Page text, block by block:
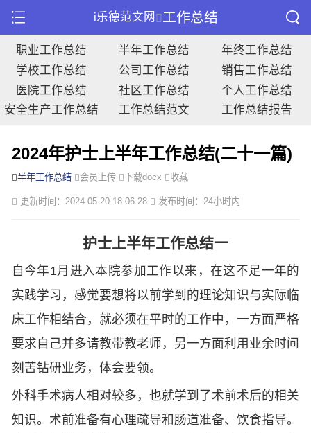
i乐德范文网 工作总结
职业工作总结 半年工作总结
年终工作总结
学校工作总结
公司工作总结
销售工作总结
医院工作总结
社区工作总结
个人工作总结
安全生产工作总结
工作总结范文 工作总结报告
2024年护士上半年工作总结(二十一篇)
半年工作总结 会员上传 下载docx 收藏
更新时间：2024-05-20 18:06:28 发布时间：24小时内
护士上半年工作总结一
自今年1月进入本院参加工作以来，在这不足一年的
实践学习，感觉要想将以前学到的理论知识与实际临
床工作相结合，就必须在平时的工作中，一方面严格
要求自己并多请教带教老师，另一方面利用业余时间
刻苦钻研业务，体会要领。
外科手术病人相对较多，也就学到了术前术后的相关
知识。术前准备有心理疏导和肠道准备、饮食指导。